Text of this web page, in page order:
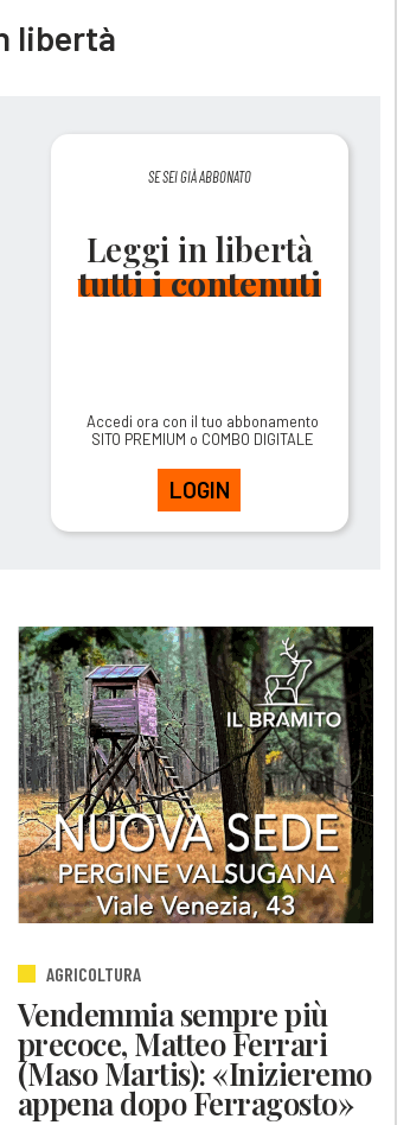
libertà
SE SEI GIÀ ABBONATO
Leggi in libertà
tutti i contenuti
Accedi ora con il tuo abbonamento
SITO PREMIUM o COMBO DIGITALE
LOGIN
AGRICOLTURA
Vendemmia sempre più
precoce, Matteo Ferrari
(Maso Martis): «Inizieremo
appena dopo Ferragosto»